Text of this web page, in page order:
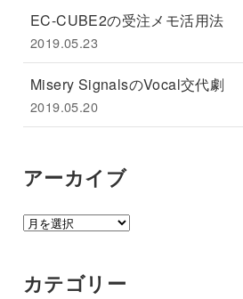
EC-CUBE2の受注メモ活用法
2019.05.23
Misery SignalsのVocal交代劇
2019.05.20
アーカイブ
ア
イ
カテゴリー